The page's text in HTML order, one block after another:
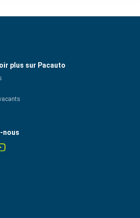
plus sur Pacauto
nous